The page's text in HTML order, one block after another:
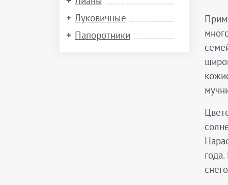
Луковичные
Папоротники